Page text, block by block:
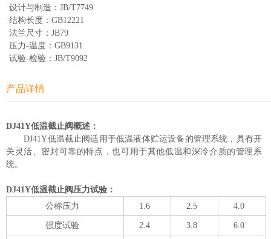
设计与制造：JB/T7749
结构长度：GB12221
法兰尺寸：JB79
压力-温度：GB9131
试验-检验：JB/T9092
产品详情
DJ41Y低温截止阀概述：
DJ41Y低温截止阀适用于低温液体贮运设备的管理系统，具有开
关灵活、密封可靠的特点，也可用于其他低温和深冷介质的管理系
统。
DJ41Y低温截止阀压力试验：
公称压力
1.6 2.5 4.0
强度试验 2.4 3.8 6.0